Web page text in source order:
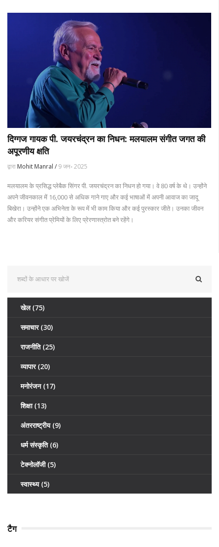
दिग्गज गायक पी. जयरचंद्रन का निधन: मलयालम संगीत जगत की
अपूरणीय क्षति
द्वारा Mohit Manral / 9 जन॰ 2025
मलयालम के प्रसिद्ध प्लेबैक सिंगर पी. जयरचंद्रन का निधन हो गया। वे 80 वर्ष के थे। उन्होंने
अपने जीवनकाल में 16,000 से अधिक गाने गाए और कई भाषाओं में अपनी आवाज का जादू
बिखेरा। उन्होंने एक अभिनेता के रूप में भी काम किया और कई पुरस्कार जीते। उनका जीवन
और करियर संगीत प्रेमियों के लिए प्रेरणास्त्रोत बने रहेंगे।
खेल (75)
समाचार (30)
राजनीति (25)
व्यापार (20)
मनोरंजन (17)
शिक्षा (13)
अंतरराष्ट्रीय (9)
धर्म संस्कृति (6)
टेक्नोलॉजी (5)
स्वास्थ्य (5)
टैग